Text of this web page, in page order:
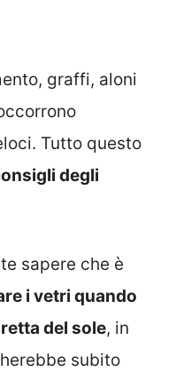
graffi, aloni
Tutto questo
degli
sapere che è
i vetri quando
del sole, in
subito